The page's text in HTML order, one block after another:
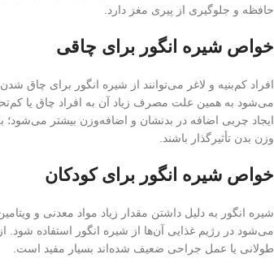
حافظه و جلوگیری از پیری مغز دارد.‌
خواص شیره انگور برای چاقی
افراد کم‌بنیه و لاغر می‌توانند از شیره انگور برای چاق
می‌شود به همین علت مصرف زیاد آن به افراد چاق یا
ایجاد چربی اضافه در بدنشان و اضافه‌وزن بیشتر می‌شود؛
وزن بدن تأثیرگذار باشند.
خواص شیره انگور برای کودکان
شیره انگور به دلیل داشتن مقدار زیاد مواد معدنی و
می‌شود در رژیم غذایی آن‌ها از شیره انگور استفاده شود.
طولانی یا عمل جراحی ضعیف شده‌اند بسیار مفید است.